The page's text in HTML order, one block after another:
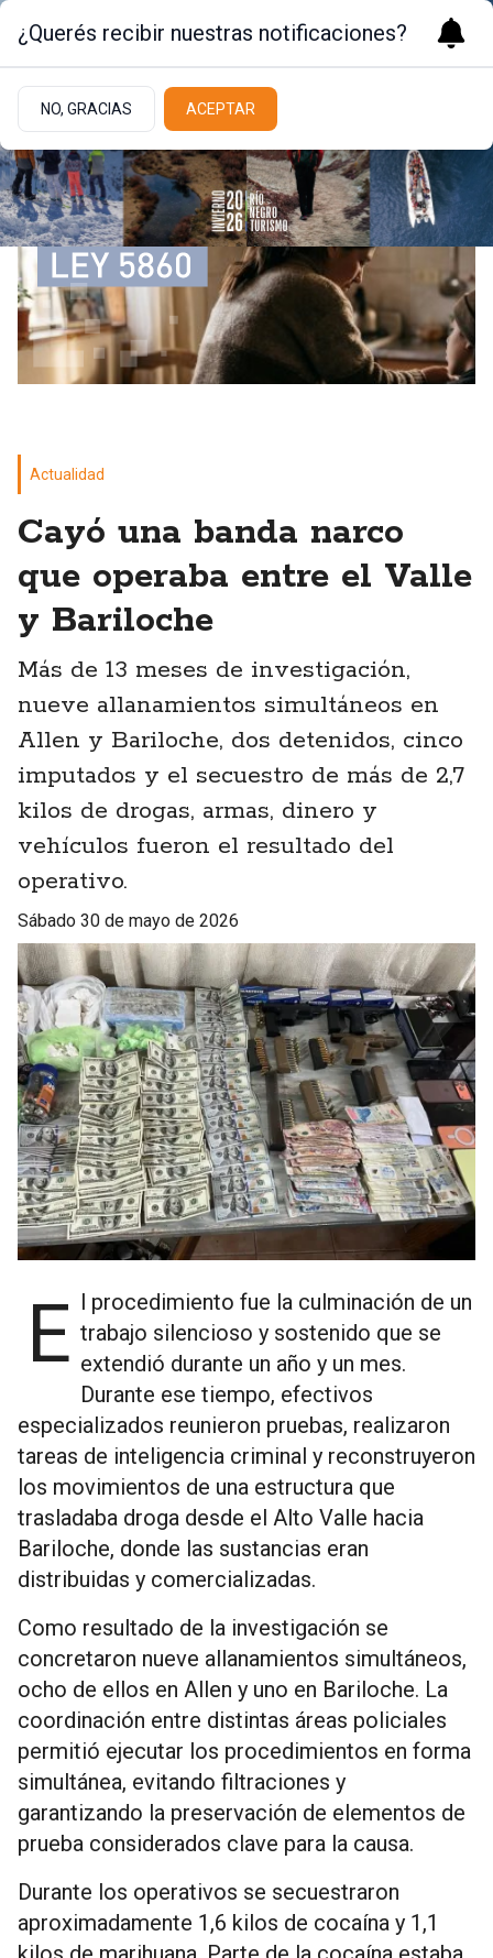
Actualidad
Cayó una banda narco
que operaba entre el Valle
y Bariloche
Más de 13 meses de investigación,
nueve allanamientos simultáneos en
Allen y Bariloche, dos detenidos, cinco
imputados y el secuestro de más de 2,7
kilos de drogas, armas, dinero y
vehículos fueron el resultado del
operativo.
sábado 30 de mayo de 2026
El procedimiento fue la culminación de un trabajo silencioso y sostenido que se
extendió durante un año y un mes.
Durante ese tiempo, efectivos
especializados reunieron pruebas, realizaron
tareas de inteligencia criminal y reconstruyeron
los movimientos de una estructura que
trasladaba droga desde el Alto Valle hacia
Bariloche, donde las sustancias eran
distribuidas y comercializadas.
Como resultado de la investigación se
concretaron nueve allanamientos simultáneos,
ocho de ellos en Allen y uno en Bariloche. La
coordinación entre distintas áreas policiales
permitió ejecutar los procedimientos en forma
simultánea, evitando filtraciones y
garantizando la preservación de elementos de
prueba considerados clave para la causa.
Durante los operativos se secuestraron
aproximadamente 1,6 kilos de cocaína y 1,1
¿Querés recibir nuestras notificaciones?
NO, GRACIAS ACEPTAR